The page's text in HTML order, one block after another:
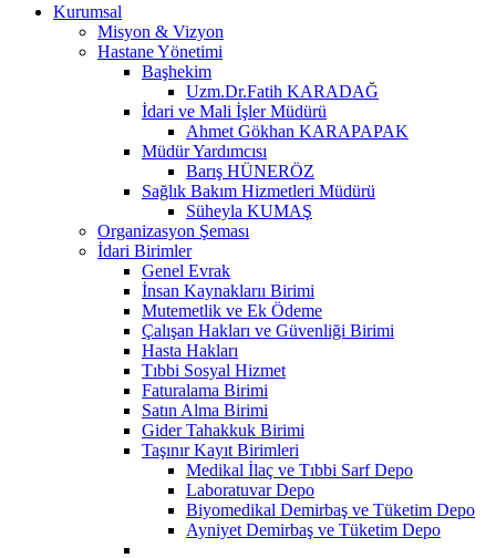
Kurumsal
Misyon & Vizyon
Hastane Yönetimi
Başhekim
Uzm.Dr.Fatih KARADAĞ
İdari ve Mali İşler Müdürü
Ahmet Gökhan KARAPAPAK
Müdür Yardımcısı
Barış HÜNERÖZ
Sağlık Bakım Hizmetleri Müdürü
Süheyla KUMAŞ
Organizasyon Şeması
İdari Birimler
Genel Evrak
İnsan Kaynaklarıı Birimi
Mutemetlik ve Ek Ödeme
Çalışan Hakları ve Güvenliği Birimi
Hasta Hakları
Tıbbi Sosyal Hizmet
Faturalama Birimi
Satın Alma Birimi
Gider Tahakkuk Birimi
Taşınır Kayıt Birimleri
Medikal İlaç ve Tıbbi Sarf Depo
Laboratuvar Depo
Biyomedikal Demirbaş ve Tüketim Depo
Ayniyet Demirbaş ve Tüketim Depo